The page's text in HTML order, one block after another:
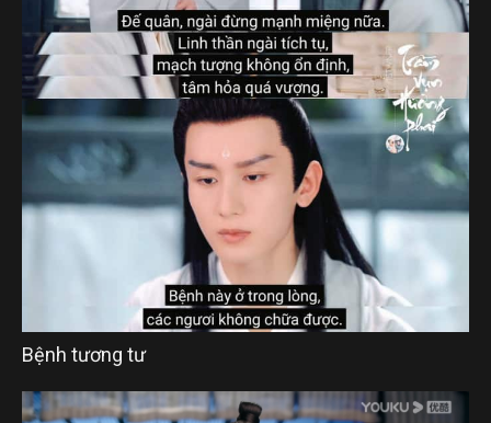
Bệnh tương tư